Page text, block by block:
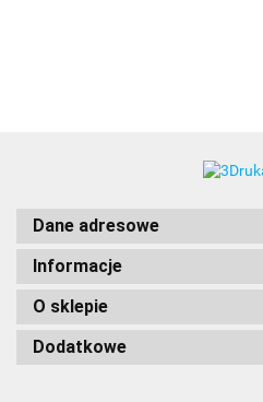
Dane adresowe
Informacje
O sklepie
Dodatkowe